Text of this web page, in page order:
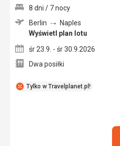
Tylko w Travelplanet.pl!
8 dni / 7 nocy
Berlin
Naples
Wyświetl plan lotu
śr 23.9. - śr 30.9.2026
Dwa posiłki